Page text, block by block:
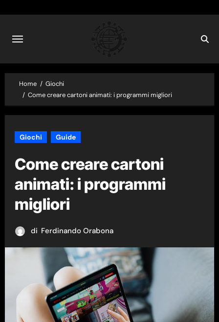
content
Home
Giochi
Come creare cartoni animati: i programmi migliori
Giochi Guide
Come creare cartoni
animati: i programmi
migliori
di Ferdinando Orabona